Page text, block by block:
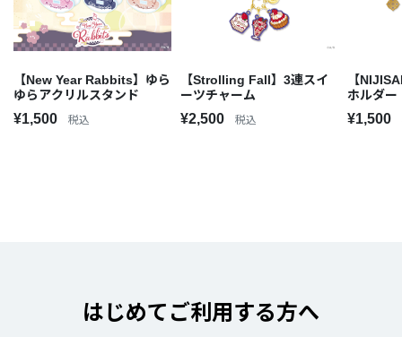
【New Year Rabbits】ゆら
ゆらアクリルスタンド
¥1,500 税込
【Strolling Fall】3連スイ
ーツチャーム
¥2,500 税込
【
ホルダー
¥1,500
はじめてご利用する方へ